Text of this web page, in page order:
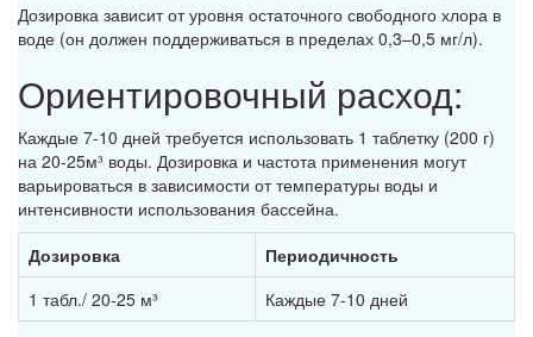
Дозировка зависит от уровня остаточного свободного хлора в
воде (он должен поддерживаться в пределах 0,3–0,5 мг/л).
Ориентировочный расход:
Каждые 7-10 дней требуется использовать 1 таблетку (200 г)
на 20-25м³ воды. Дозировка и частота применения могут
варьироваться в зависимости от температуры воды и
интенсивности использования бассейна.
Дозировка
Периодичность
1 табл./ 20-25 м³
Каждые 7-10 дней